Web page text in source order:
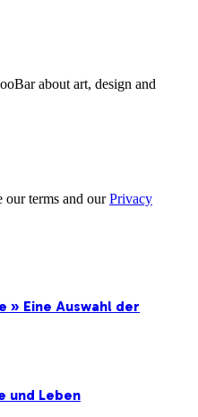
about art, design and
our terms and ourPrivacy
» Eine Auswahl der
und Leben